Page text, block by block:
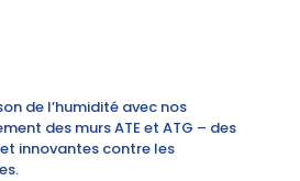
de l’humidité avec nos
des murs ATE et ATG – des
innovantes contre les